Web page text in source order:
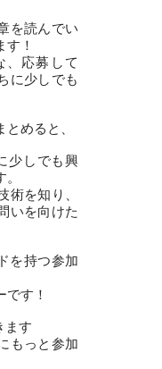
を読んでい
！
、応募して
に少しでも
めると、
少しでも興
術を知り、
いを向けた
を持つ参加
す！
ます
もっと参加